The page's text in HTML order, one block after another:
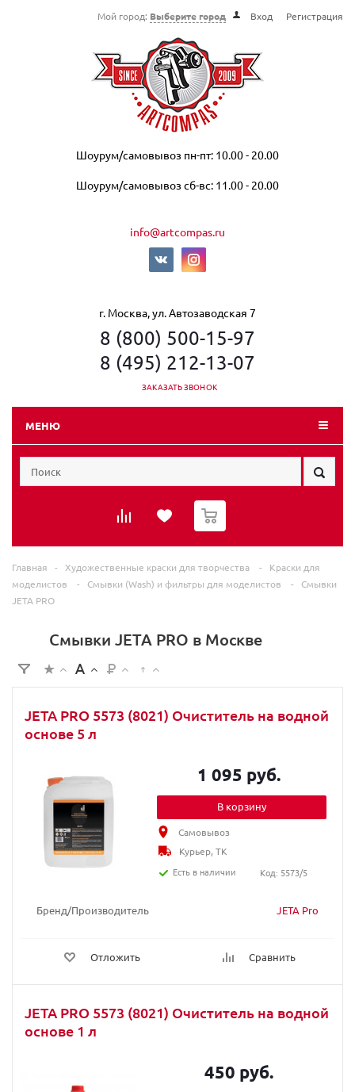
Мой город: Выберите город Вход Регистрация
Шоурум/самовывоз пн-пт: 10.00 - 20.00
Шоурум/самовывоз сб-вс: 11.00 - 20.00
info@artcompas.ru
г. Москва, ул. Автозаводская 7
8 (800) 500-15-97
8 (495) 212-13-07
ЗАКАЗАТЬ ЗВОНОК
МЕНЮ
0
Главная - Художественные краски для творчества -
Краски для
моделистов
- Смывки (Wash) и фильтры для моделистов -
Смывки
JETA PRO
Смывки JETA PRO в Москве
JETA PRO 5573 (8021) Очиститель на водной
основе 5 л
Бренд/Производитель JETA Pro
Отложить Сравнить
1 095 руб.
В корзину
Самовывоз
Курьер, ТК
Есть в наличии
Код: 5573/5
JETA PRO 5573 (8021) Очиститель на водной
основе 1 л
450 руб.